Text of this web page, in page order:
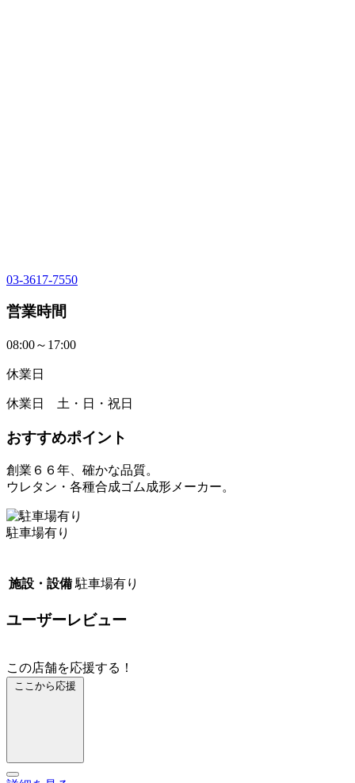
03-3617-7550
営業時間
08:00～17:00
休業日
休業日 土・日・祝日
おすすめポイント
創業６６年、確かな品質。
ウレタン・各種合成ゴム成形メーカー。
駐車場有り
施設・設備 駐車場有り
ユーザーレビュー
この店舗を応援する！
ここから応援